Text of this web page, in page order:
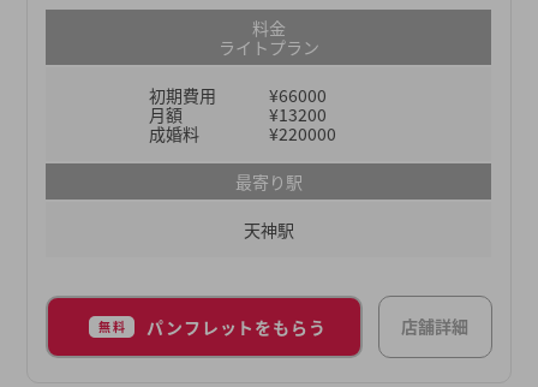
さ・男女のサポートスタッフによる手厚いサポート
になります。入会前面談にてご希望の活動方法や理
想のお相手をお伺いし、お写真を含めたプロフィー
ル作成から、お見合い・交際後のご相談まで対面や
LINE、オンラインなどご希望に合わせて気軽に相談
できる環境もご用意しております。詳しくはぜひ、
無料相談にお越しください。
料金
ライトプラン
初期費用
¥66000
月額
¥13200
成婚料
¥220000
最寄り駅
天神駅
無料 パンフレットをもらう 店舗詳細